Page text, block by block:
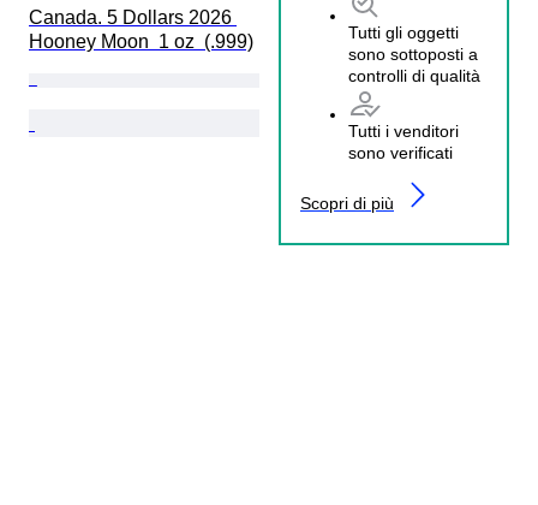
Tutti gli oggetti
sono sottoposti a
controlli di qualità
Tutti i venditori
sono verificati
Scopri di più
Canada. 5 Dollars 2026
Hooney Moon  1 oz  (.999)